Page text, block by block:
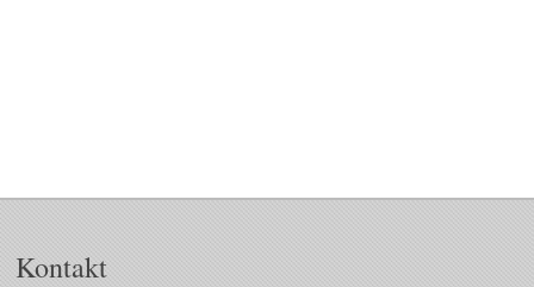
Kontakt